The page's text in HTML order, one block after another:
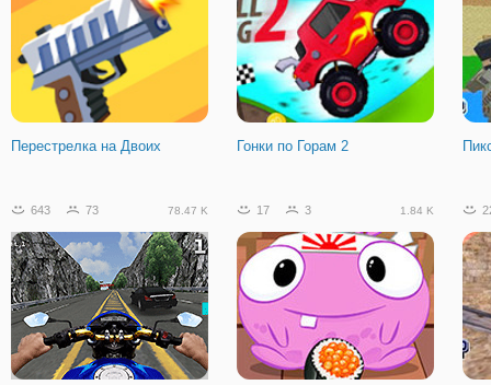
Перестрелка на Двоих Гонки по Горам 2
643 73 78.47 K 17 3 1.84 K